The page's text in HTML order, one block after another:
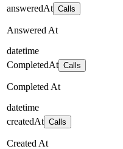
answeredAt Calls
Answered At
datetime
CompletedAt Calls
Completed At
datetime
createdAt Calls
Created At